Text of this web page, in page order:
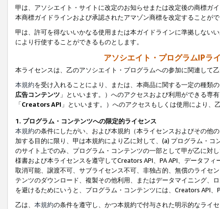
甲は、アソシエイト・サイトに改定のお知らせまたは改定後の商標ガ
本商標ガイドラインおよび承認されたアマゾン商標を改定することが
甲は、許可を得ないいかなる使用または本ガイドラインに準拠しない
により行使することができるものとします。
アソシエイト・プログラムIPラ
本ライセンスは、乙のアソシエイト・プログラムへの参加に関連して
本規約を受け入れることにより、または、本商品に関する一定の種類
広告コンテンツ 」といいます。）へのアクセスおよび利用ができる専
「Creators API 」といいます。）へのアクセスもしくは使用により
1. プログラム・コンテンツへの限定的ライセンス
本規約の条件にしたがい、および本規約（本ライセンスおよびその他
加する目的に限り、甲は本規約により乙に対して、(a) プログラム・
のサイト上でのみ、プログラム・コンテンツの一部として甲が乙に対
様書および本ライセンスを遵守してCreators API、PA API、データフ
取消可能、譲渡不可、サブライセンス不可、非独占的、無償のライセ
テンツのダウンロード、複製その他利用、またはデータマイニング、
を避けるためにいうと、プログラム・コンテンツには、Creators API
乙は、 本規約の条件を遵守し、かつ本規約で付与された明示的なライ